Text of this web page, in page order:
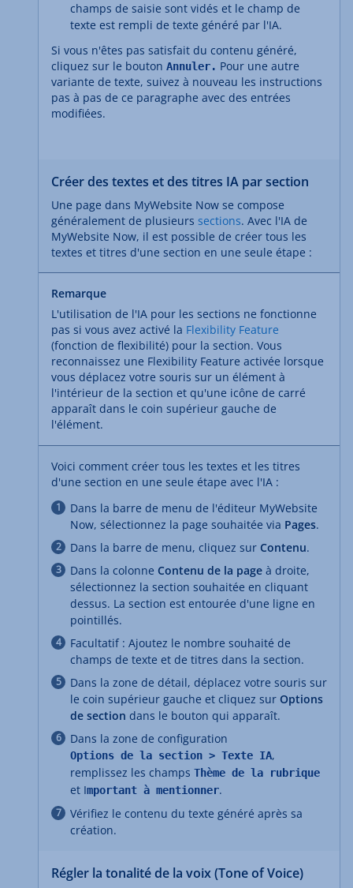
champs de saisie sont vidés et le champ de
texte est rempli de texte généré par l'IA.
Si vous n'êtes pas satisfait du contenu généré,
cliquez sur le bouton Annuler. Pour une autre
variante de texte, suivez à nouveau les instructions
pas à pas de ce paragraphe avec des entrées
modifiées.
Créer des textes et des titres IA par section
Une page dans MyWebsite Now se compose
généralement de plusieurs sections. Avec l'IA de
MyWebsite Now, il est possible de créer tous les
textes et titres d'une section en une seule étape :
Remarque
L'utilisation de l'IA pour les sections ne fonctionne
pas si vous avez activé la Flexibility Feature
(fonction de flexibilité) pour la section. Vous
reconnaissez une Flexibility Feature activée lorsque
vous déplacez votre souris sur un élément à
l'intérieur de la section et qu'une icône de carré
apparaît dans le coin supérieur gauche de
l'élément.
Voici comment créer tous les textes et les titres
d'une section en une seule étape avec l'IA :
Dans la barre de menu de l'éditeur MyWebsite
Now, sélectionnez la page souhaitée via Pages.
Dans la barre de menu, cliquez sur Contenu.
Dans la colonne Contenu de la page à droite,
sélectionnez la section souhaitée en cliquant
dessus. La section est entourée d'une ligne en
pointillés.
Facultatif : Ajoutez le nombre souhaité de
champs de texte et de titres dans la section.
Dans la zone de détail, déplacez votre souris sur
le coin supérieur gauche et cliquez sur Options
de section dans le bouton qui apparaît.
Dans la zone de configuration
Options de la section > Texte IA,
remplissez les champs Thème de la rubrique
et Important à mentionner.
Vérifiez le contenu du texte généré après sa
création.
Régler la tonalité de la voix (Tone of Voice)